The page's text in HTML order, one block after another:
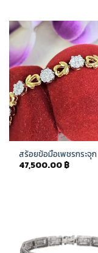
สร้อยข้อมือเพชรกระจุก
47,500.00 ฿